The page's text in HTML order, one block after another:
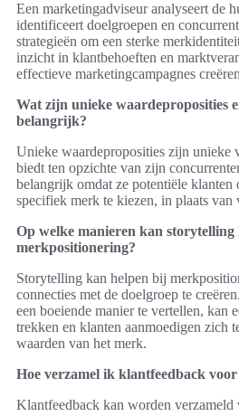
Een marketingadviseur analyseert de
identificeert doelgroepen en
strategieën om een sterke
inzicht in klantbehoeften en
effectieve marketingcampagnes
Wat zijn unieke waardeproposities
belangrijk?
Unieke waardeproposities zijn unieke
biedt ten opzichte van zijn
belangrijk omdat ze potentiële klanten
specifiek merk te kiezen, in plaats van
Op welke manieren kan storytelling
merkpositionering?
Storytelling kan helpen bij
connecties met de doelgroep te
een boeiende manier te vertellen, kan
trekken en klanten aanmoedigen zich
waarden van het merk.
Hoe verzamel ik klantfeedback
Klantfeedback kan worden verzameld